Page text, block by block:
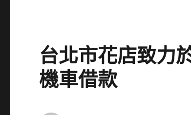
台北市花店致力
機車借款